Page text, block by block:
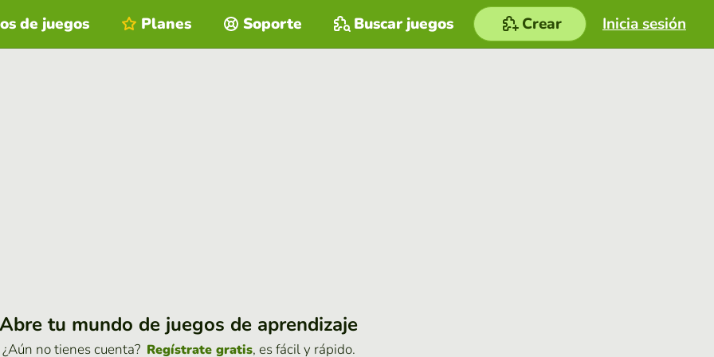
Inicia sesión
de juegos Planes Soporte Buscar juegos Crear
Abre tu mundo de juegos de aprendizaje
¿Aún no tienes cuenta? Regístrate gratis, es fácil y rápido.